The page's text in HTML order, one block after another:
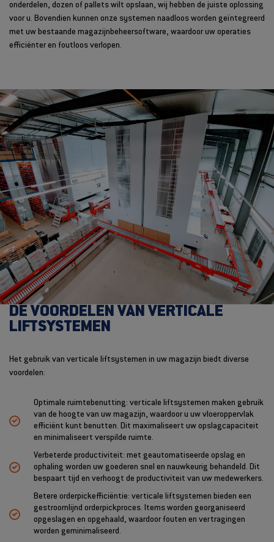
onderdelen, dozen of pallets wilt opslaan, wij hebben de juiste oplossing
voor u. Bovendien kunnen onze systemen naadloos worden geïntegreerd
met uw bestaande magazijnbeheersoftware, waardoor uw operaties
efficiënter en foutloos verlopen.
DE VOORDELEN VAN VERTICALE
LIFTSYSTEMEN
Het gebruik van verticale liftsystemen in uw magazijn biedt diverse
voordelen:
Optimale ruimtebenutting: verticale liftsystemen maken gebruik
van de hoogte van uw magazijn, waardoor u uw vloeroppervlak
efficiënt kunt benutten. Dit maximaliseert uw opslagcapaciteit
en minimaliseert verspilde ruimte.
Verbeterde productiviteit: met geautomatiseerde opslag en
ophaling worden uw goederen snel en nauwkeurig behandeld. Dit
bespaart tijd en verhoogt de productiviteit van uw medewerkers.
Betere orderpickefficiëntie: verticale liftsystemen bieden een
gestroomlijnd orderpickproces. Items worden georganiseerd
opgeslagen en opgehaald, waardoor fouten en vertragingen
worden geminimaliseerd.